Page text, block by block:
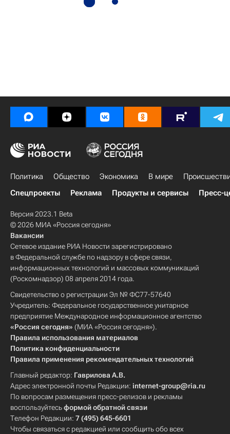
Политика Общество Экономика В мире
Спецпроекты
Реклама Продукты и сервисы Пресс-
Версия 2023.1 Beta
© 2026 МИА «Россия сегодня»
Вакансии
Сетевое издание РИА Новости зарегистрировано
в Федеральной службе по надзору в сфере связи,
информационных технологий и массовых коммуникаций
(Роскомнадзор) 08 апреля 2014 года.
Свидетельство о регистрации Эл № ФС77-57640
Учредитель: Федеральное государственное унитарное
предприятие Международное информационное агентство
«Россия сегодня» (МИА «Россия сегодня»).
Правила использования материалов
Политика конфиденциальности
Правила применения рекомендательных технологий
Главный редактор: Гаврилова А.В.
Адрес электронной почты Редакции: internet-group@ria.ru
По вопросам размещения пресс-релизов и рекламы
воспользуйтесьформой обратной связи
Телефон Редакции: 7 (495) 645-6601
Чтобы связаться с редакцией или сообщить обо всех